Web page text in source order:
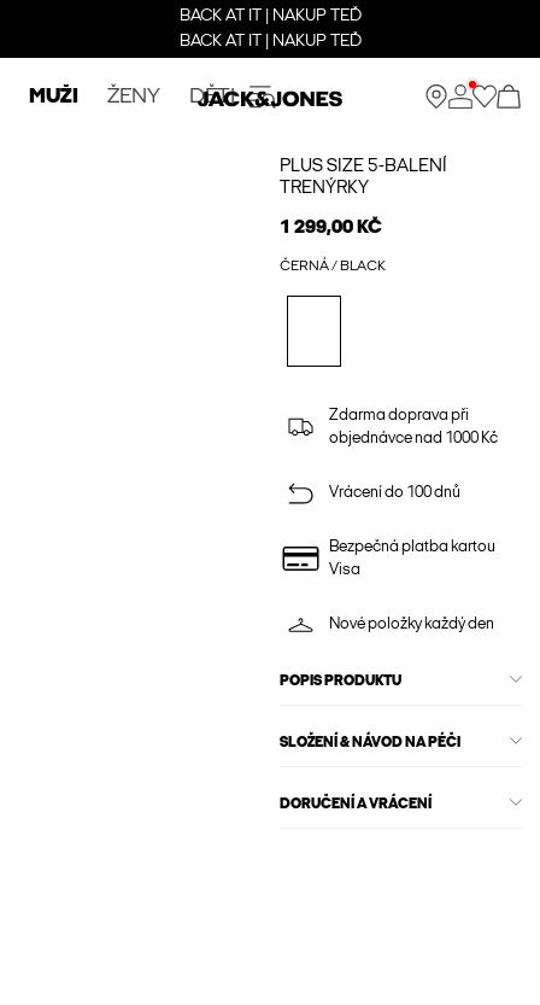
BACK AT IT | NAKUP TEĎ
BACK AT IT | NAKUP TEĎ
MUŽI ŽENY DĚTI
PLUS SIZE 5-BALENÍ
TRENÝRKY
1 299,00 KČ
ČERNÁ / BLACK
Zdarma doprava při
objednávce nad 1000 Kč
Vrácení do 100 dnů
Bezpečná platba kartou
Visa
Nové položky každý den
POPIS PRODUKTU
SLOŽENÍ & NÁVOD NA PÉČI
DORUČENÍ A VRÁCENÍ